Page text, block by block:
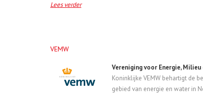
Lees verder
VEMW
Vereniging voor Energie, Milieu
Koninklijke VEMW behartigt de
gebied van energie en water in